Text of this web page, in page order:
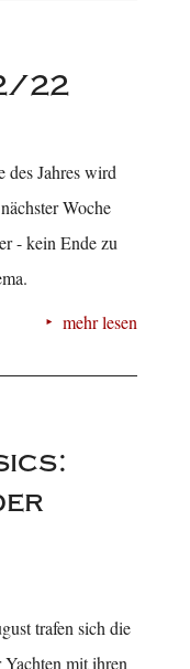
22
des Jahres wird
Woche
- kein Ende zu
mehr lesen
trafen sich die
Yachten mit ihren